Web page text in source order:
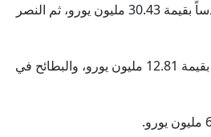
فيما احتل العين المركز الرابع بقيمة 33.43 مليون يورو وحل الوحدة في المركز الخامس بقيمة 31.58 مليون يورو، يليه الشارقة سادساً بقيمة 30.43 مليون يورو، ثم النصر
وفي النصف الثاني من الترتيب، حل كلباء ثامناً بقيمة 14.45 مليون يورو، وبني ياس تاسعاً بقيمة 13.49 مليون يورو، وعجمان عاشراً بقيمة 12.81 مليون يورو، والبطائح في